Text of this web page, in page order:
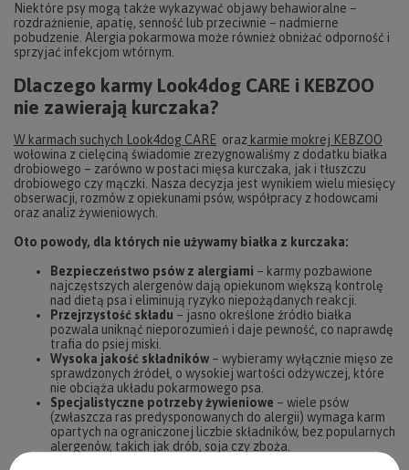
Niektóre psy mogą także wykazywać objawy behawioralne –
rozdrażnienie, apatię, senność lub przeciwnie – nadmierne
pobudzenie. Alergia pokarmowa może również obniżać odporność i
sprzyjać infekcjom wtórnym.
Dlaczego karmy Look4dog CARE i KEBZOO
nie zawierają kurczaka?
W karmach suchych Look4dog CARE oraz karmie mokrej KEBZOO
wołowina z cielęciną świadomie zrezygnowaliśmy z dodatku białka
drobiowego – zarówno w postaci mięsa kurczaka, jak i tłuszczu
drobiowego czy mączki. Nasza decyzja jest wynikiem wielu miesięcy
obserwacji, rozmów z opiekunami psów, współpracy z hodowcami
oraz analiz żywieniowych.
Oto powody, dla których nie używamy białka z kurczaka:
Bezpieczeństwo psów z alergiami – karmy pozbawione
najczęstszych alergenów dają opiekunom większą kontrolę
nad dietą psa i eliminują ryzyko niepożądanych reakcji.
Przejrzystość składu – jasno określone źródło białka
pozwala uniknąć nieporozumień i daje pewność, co naprawdę
trafia do psiej miski.
Wysoka jakość składników – wybieramy wyłącznie mięso ze
sprawdzonych źródeł, o wysokiej wartości odżywczej, które
nie obciąża układu pokarmowego psa.
Specjalistyczne potrzeby żywieniowe – wiele psów
(zwłaszcza ras predysponowanych do alergii) wymaga karm
opartych na ograniczonej liczbie składników, bez popularnych
alergenów, takich jak drób, soja czy zboża.